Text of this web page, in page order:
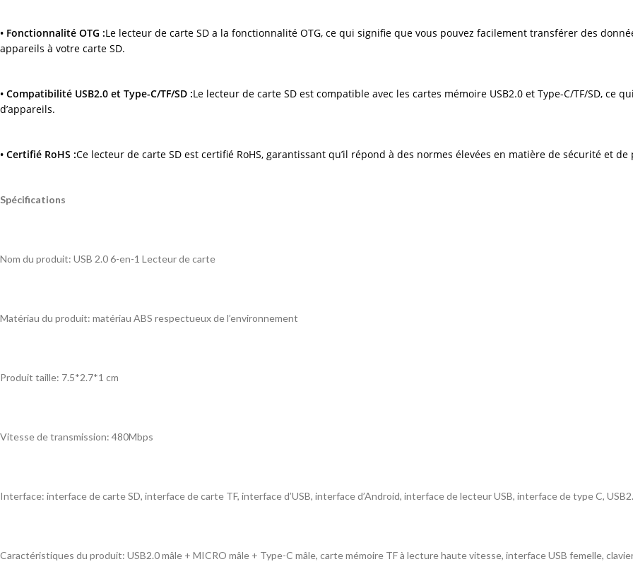
• Fonctionnalité OTG :Le lecteur de carte SD a la fonctionnalité OTG, ce qui signifie que vous pouvez facilement transférer des
appareils à votre carte SD.
• Compatibilité USB2.0 et Type-C/TF/SD :Le lecteur de carte SD est compatible avec les cartes mémoire USB2.0 et Type-C/TF/SD,
d’appareils.
• Certifié RoHS :Ce lecteur de carte SD est certifié RoHS, garantissant qu’il répond à des normes élevées en matière de sécurité et
Spécifications
Nom du produit: USB 2.0 6-en-1 Lecteur de carte
Matériau du produit: matériau ABS respectueux de l’environnement
Produit taille: 7.5*2.7*1 cm
Vitesse de transmission: 480Mbps
Interface: interface de carte SD, interface de carte TF, interface d’USB, interface d’Android, interface de lecteur USB, interface de type C,
Caractéristiques du produit: USB2.0 mâle + MICRO mâle + Type-C mâle, carte mémoire TF à lecture haute vitesse, interface USB femelle,